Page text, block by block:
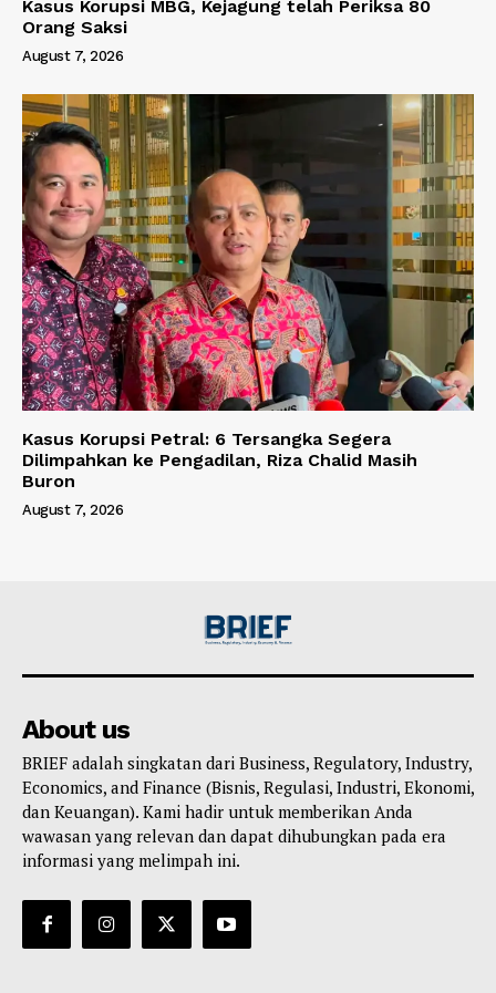
Kasus Korupsi MBG, Kejagung telah Periksa 80
Orang Saksi
August 7, 2026
Kasus Korupsi Petral: 6 Tersangka Segera
Dilimpahkan ke Pengadilan, Riza Chalid Masih
Buron
August 7, 2026
About us
BRIEF adalah singkatan dari Business, Regulatory, Industry,
Economics, and Finance (Bisnis, Regulasi, Industri, Ekonomi,
dan Keuangan). Kami hadir untuk memberikan Anda
wawasan yang relevan dan dapat dihubungkan pada era
informasi yang melimpah ini.